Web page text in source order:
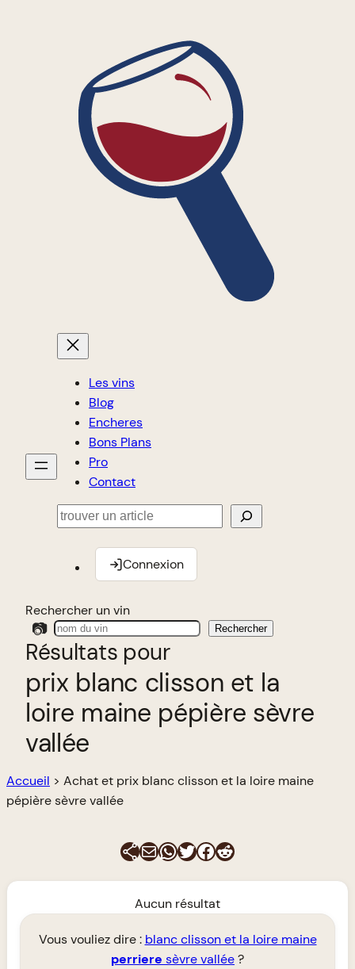
Les vins
Blog
Encheres
Bons Plans
Pro
Contact
Rechercher
Connexion
Rechercher un vin
📷 Rechercher
Résultats pour
prix blanc clisson et la
loire maine pépière sèvre
vallée
Accueil > Achat et prix blanc clisson et la loire maine
pépière sèvre vallée
E-mailWhatsApp
Twitter
Facebook
Reddit
Aucun résultat
Vous vouliez dire : blanc clisson et la loire maine
perriere sèvre vallée?